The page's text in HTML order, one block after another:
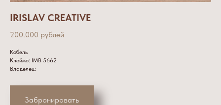
IRISLAV CREATIVE
200.000 рублей
Кобель
Клеймо: IMB 5662
Владелец:
Забронировать